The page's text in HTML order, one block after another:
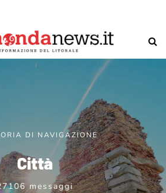
DI NAVIGAZIONE
Città
messaggi